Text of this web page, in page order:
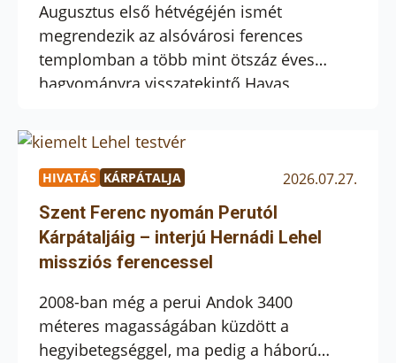
Augusztus első hétvégéjén ismét
megrendezik az alsóvárosi ferences
templomban a több mint ötszáz éves
hagyományra visszatekintő Havas
ünnep évszázadok óta a Szűzanya
közbenjárásába ajánlja a híveket, és
egyben alkalom arra is, hogy közösen
imádkozzunk családjainkért,
hivatásainkért, betegeinkért és egész
közösségünkért. A búcsú augusztus 1-jén,
szombaton Bálint Sándor szülőházánál
kezdődik 13:45 órakor, […]
HIVATÁS KÁRPÁTALJA 2026.07.27.
Szent Ferenc nyomán Perutól
Kárpátaljáig – interjú Hernádi Lehel
missziós ferencessel
2008-ban még a perui Andok 3400
méteres magasságában küzdött a
hegyibetegséggel, ma pedig a háború